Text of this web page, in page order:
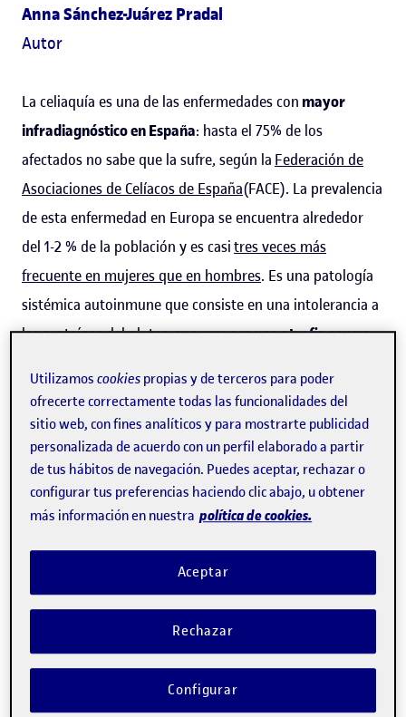
Anna Sánchez-Juárez Pradal
Autor
La celiaquía es una de las enfermedades con mayor
infradiagnóstico en España: hasta el 75% de los
afectados no sabe que la sufre, según la Federación de
Asociaciones de Celíacos de España(FACE). La prevalencia
de esta enfermedad en Europa se encuentra alrededor
del 1-2 % de la población y es casitres veces más
frecuente en mujeres que en hombres. Es una patología
sistémica autoinmune que consiste en una intolerancia a
las proteínas del gluten que provoca unaatrofia severa
absorción de nutrientes.
Para el dietista-nutricionista y profesor colaborador de
los Estudios de Salud de la UOC, Àlex Vidal, hay que
distinguir, sin embargo, entre laenfermedad celíaca
intolerancia es la incapacidad del organismo para
asimilar correctamente un alimento o uno de sus
componentes y la alergia es una reactividad alterada ante
una sustancia que se ingiere, se toca o se inhala», explica.
Algunos síntomas son compartidos entre estas
Utilizamoscookies propias y de terceros para poder
ofrecerte correctamente todas las funcionalidades del
sitio web, con fines analíticos y para mostrarte publicidad
personalizada de acuerdo con un perfil elaborado a partir
de tus hábitos de navegación. Puedes aceptar, rechazar o
configurar tus preferencias haciendo clic abajo, u obtener
más información en nuestra política de cookies.
Rechazar
Aceptar
Configurar